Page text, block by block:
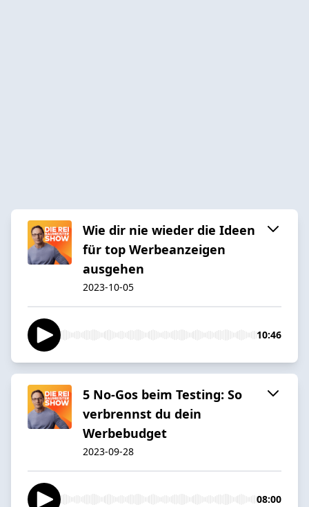
Wie dir nie wieder die Ideen
für top Werbeanzeigen
ausgehen
2023-10-05
10:46
5 No-Gos beim Testing: So
verbrennst du dein
Werbebudget
2023-09-28
08:00